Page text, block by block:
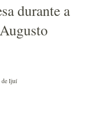
durante a
de Ijuí